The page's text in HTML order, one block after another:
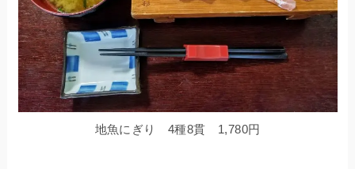
地魚にぎり 4種8貫 1,780円